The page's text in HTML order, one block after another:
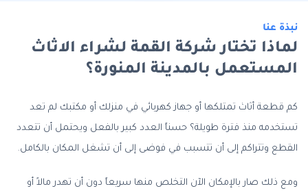
نبذة عنا
لماذا تختار شركة القمة لشراء الاثاث
المستعمل بالمدينة المنورة؟
كم قطعة أثاث تمتلكها أو جهاز كهربائي في منزلك أو مكتبك لم تعد
تستخدمه منذ فترة طويلة؟ حسناً العدد كبير بالفعل ويحتمل أن تتعدد
القطع وتتراكم إلى أن تتسبب في فوضى إلى أن تشغل المكان بالكامل.
ومع ذلك صار بالإمكان الآن التخلص منها سريعاً دون أن تهدر مالاً أو